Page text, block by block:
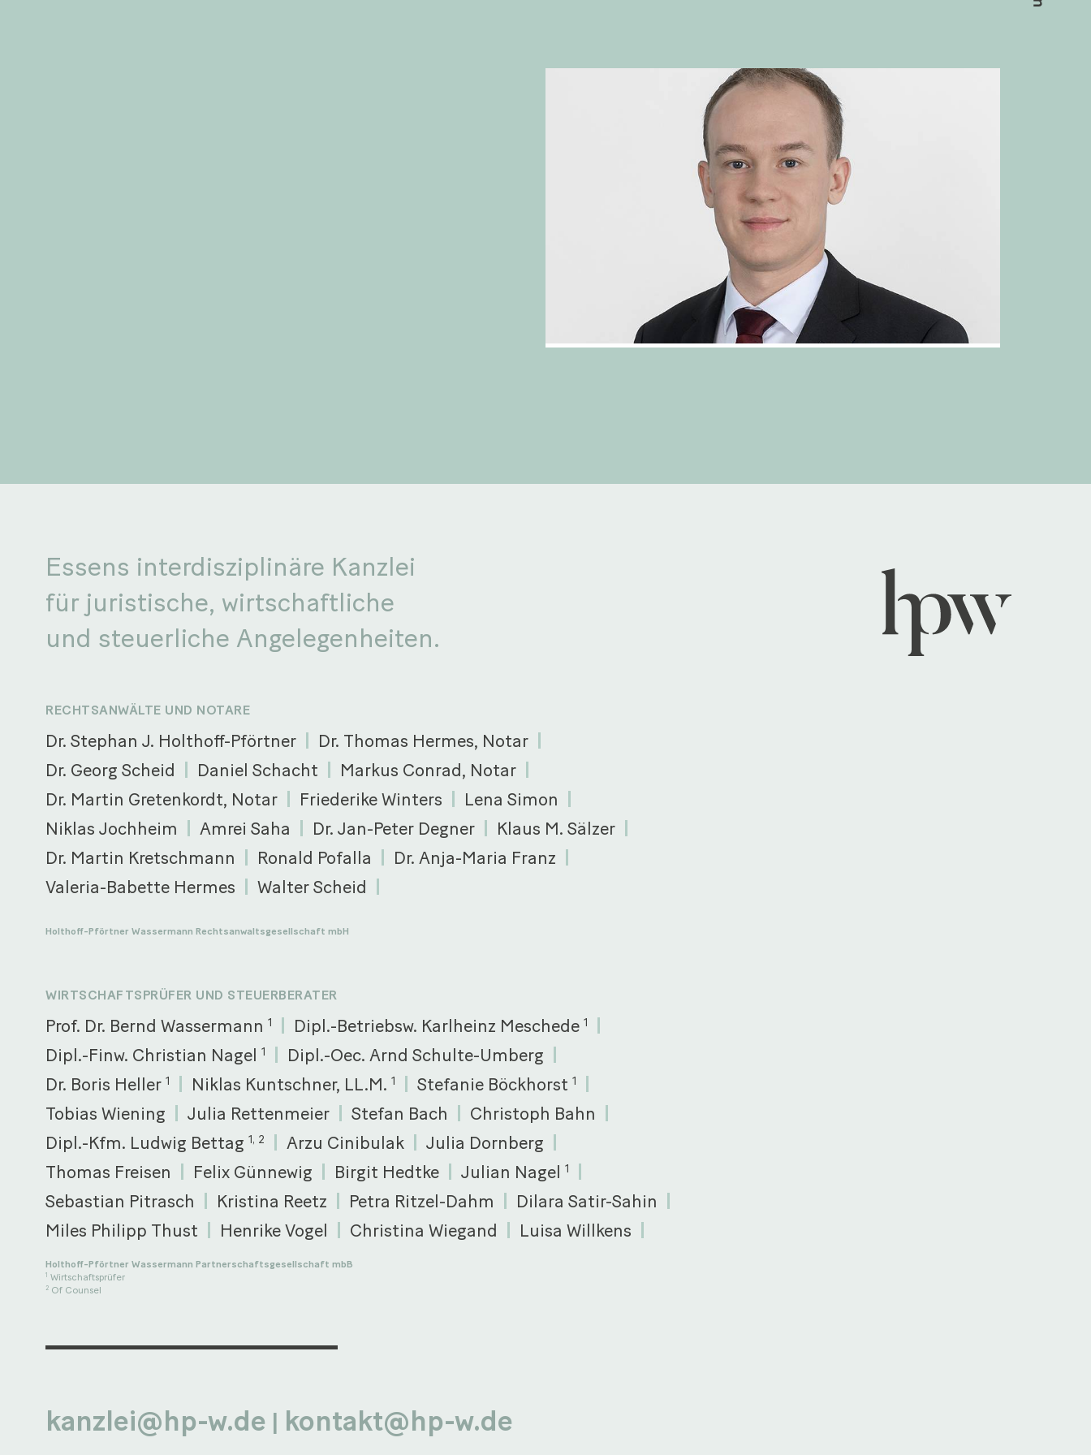
Essens interdisziplinäre Kanzlei
für juristische, wirtschaftliche
und steuerliche Angelegenheiten.
RECHTSANWÄLTE UND NOTARE
Dr. Stephan J. Holthoff-Pförtner
Dr. Thomas Hermes, Notar
Dr. Georg Scheid
Daniel Schacht
Markus Conrad, Notar
Dr. Martin Gretenkordt, Notar
Friederike Winters
Lena Simon
Niklas Jochheim
Amrei Saha Dr. Jan-Peter Degner
Klaus M. Sälzer
Dr. Martin Kretschmann
Ronald Pofalla
Dr. Anja-Maria Franz
Valeria-Babette Hermes
Walter Scheid
Holthoff-Pförtner Wassermann Rechtsanwaltsgesellschaft mbH
WIRTSCHAFTSPRÜFER UND STEUERBERATER
Prof. Dr. Bernd Wassermann 1 Dipl.-Betriebsw. Karlheinz Meschede 1
Dipl.-Finw. Christian Nagel 1
Dipl.-Oec. Arnd Schulte-Umberg
Dr. Boris Heller 1 Niklas Kuntschner, LL.M. 1 Stefanie Böckhorst 1
Tobias Wiening Julia Rettenmeier Stefan Bach
Christoph Bahn
Dipl.-Kfm. Ludwig Bettag 1, 2 Arzu Cinibulak
Julia Dornberg
Thomas Freisen
Felix Günnewig Birgit Hedtke Julian Nagel 1
Sebastian Pitrasch Kristina Reetz Petra Ritzel-Dahm
Dilara Satir-Sahin
Miles Philipp Thust
Henrike Vogel Christina Wiegand Luisa Willkens
Holthoff-Pförtner Wassermann Partnerschaftsgesellschaft mbB
1 Wirtschaftsprüfer
2 Of Counsel
kanzlei@hp-w.de | kontakt@hp-w.de